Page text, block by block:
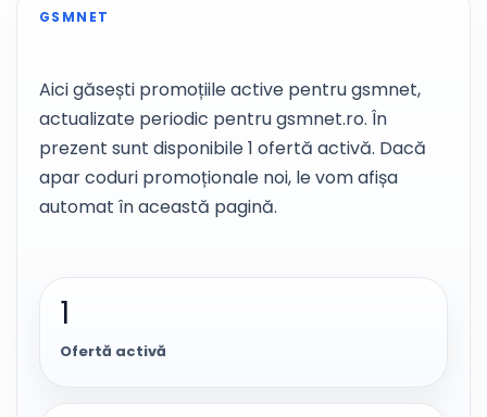
GSMNET
Aici găsești promoțiile active pentru gsmnet,
actualizate periodic pentru gsmnet.ro. În
prezent sunt disponibile 1 ofertă activă. Dacă
apar coduri promoționale noi, le vom afișa
automat în această pagină.
1
Ofertă activă